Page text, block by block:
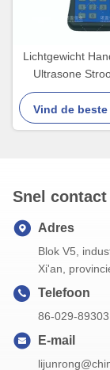
Lichtgewicht
Ultrasone
RS485 NYCL -
Vind de
Snel contact
Adres
Blok V5,
Xi'an,
Telefoon
86-029-
E-mail